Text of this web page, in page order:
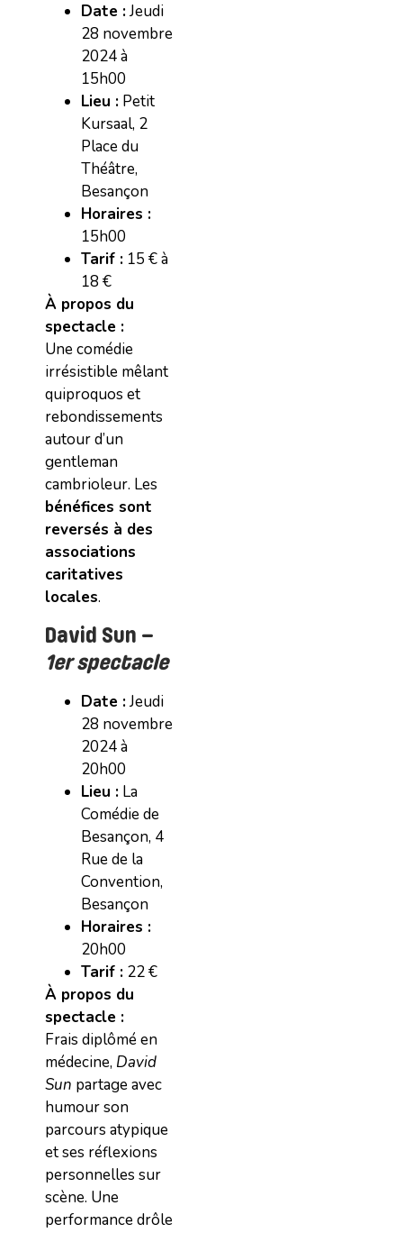
Date :Jeudi
28 novembre
2024 à
15h00
Lieu : Petit
Kursaal, 2
Place du
Théâtre,
Besançon
Horaires :
15h00
Tarif : 15 € à
18 €
À propos du
spectacle :
Une comédie
irrésistible mêlant
quiproquos et
rebondissements
autour d’un
gentleman
cambrioleur. Les
bénéfices sont
reversés à des
associations
caritatives
locales.
David Sun –
1er spectacle
Date :Jeudi
28 novembre
2024 à
20h00
Lieu : La
Comédie de
Besançon, 4
Rue de la
Convention,
Besançon
Horaires :
20h00
Tarif : 22 €
À propos du
spectacle :
Frais diplômé en
médecine, David
Sun partage avec
humour son
parcours atypique
et ses réflexions
personnelles sur
scène. Une
performance drôle